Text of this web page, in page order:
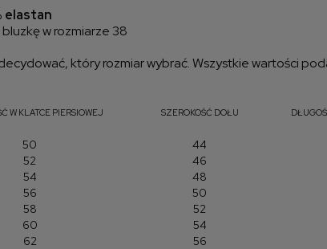
elastan
w rozmiarze 38
który rozmiar wybrać. Wszystkie wartości
W KLATCE PIERSIOWEJ SZEROKOŚĆ DOŁU
50 44
52 46
54 48
56 50
58 52
60 54
62 56